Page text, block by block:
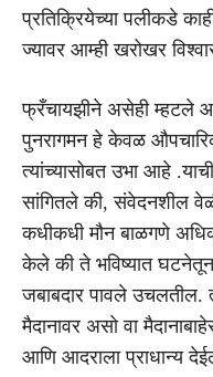
प्रतिक्रियेच्या पलीकडे
ज्यावर आम्ही खरोखर
फ्रँचायझीने असेही म्हटले
पुनरागमन हे केवळ
त्यांच्यासोबत उभा आहे
सांगितले की, संवेदनशील
कधीकधी मौन बाळगणे
केले की ते भविष्यात
जबाबदार पावले उचलतील.
मैदानावर असो वा
आणि आदराला प्राधान्य